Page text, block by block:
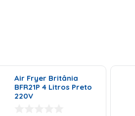
Air Fryer Britânia
BFR21P 4 Litros Preto
220V